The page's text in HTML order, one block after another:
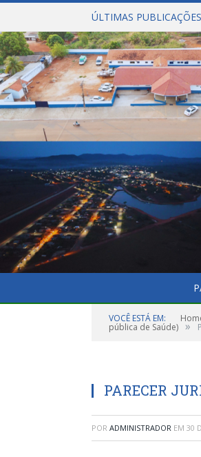
ÚLTIMAS
VOCÊ ESTÁ EM:
pública de Saúde) »
PARECER
POR ADMINISTRADOR EM 30